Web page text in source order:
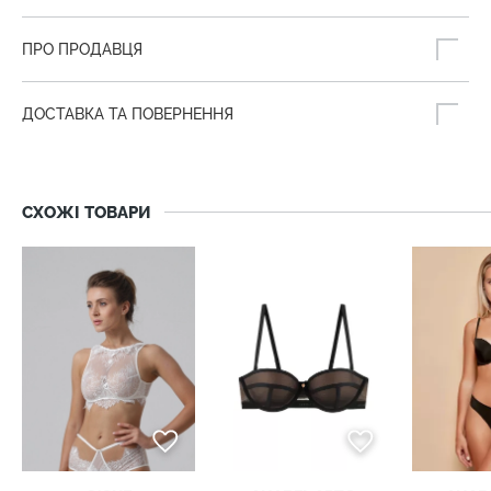
ПРО ПРОДАВЦЯ
ДОСТАВКА ТА ПОВЕРНЕННЯ
СХОЖІ ТОВАРИ